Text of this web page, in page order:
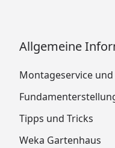
Allgemeine
Montageservice
Tipps und Tricks
Weka Gartenhaus